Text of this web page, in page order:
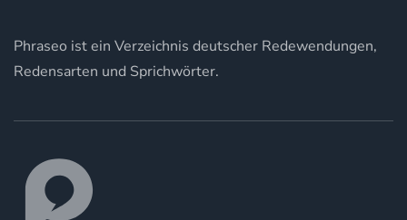
Phraseo ist ein Verzeichnis deutscher Redewendungen,
Redensarten und Sprichwörter.